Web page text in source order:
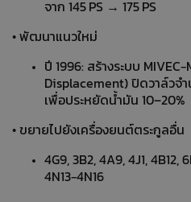
จาก 145 PS → 175 PS
• พัฒนาแนวใหม่
ปี 1996: สร้างระบบ
Displacement) ปิดวาล์วจำ
เพื่อประหยัดน้ำมัน 10–20%
• ขยายไปยังเครื่องยนต์ตระกูลอื่น
4G9, 3B2, 4A9, 4J1, 4B12,
4N13‑4N16